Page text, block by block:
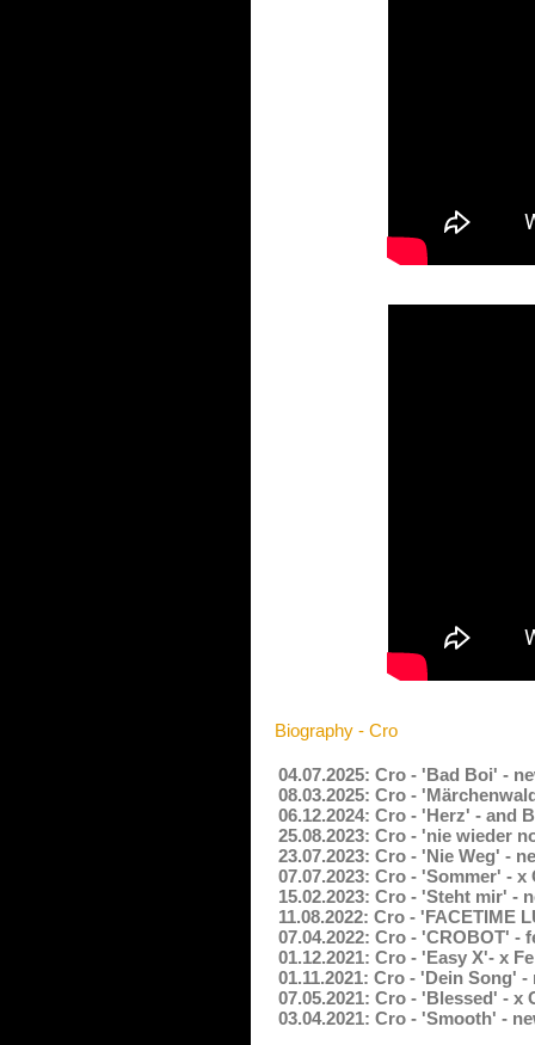
Biography - Cro
04.07.2025: Cro - 'Bad Boi' -
08.03.2025: Cro -
06.12.2024: Cro - 'Herz' - and
25.08.2023: Cro - 'nie wieder
23.07.2023: Cro - 'Nie Weg' -
07.07.2023: Cro - 'Sommer' -
15.02.2023: Cro - 'Steht mir' -
11.08.2022: Cro - 'FACETIME
07.04.2022: Cro - 'CROBOT' -
01.12.2021: Cro - 'Easy X'- x
01.11.2021: Cro - 'Dein Song'
07.05.2021: Cro - 'Blessed' -
03.04.2021: Cro - 'Smooth' -